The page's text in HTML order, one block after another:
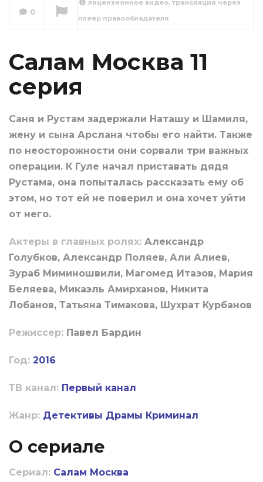
Салам Москва 12
0
лицензионное видео, трансляция через
плеер правообладателя
Салам Москва 11
серия
Саня и Рустам задержали Наташу и Шамиля,
жену и сына Арслана чтобы его найти. Также
по неосторожности они сорвали три важных
операции. К Гуле начал приставать дядя
Рустама, она попыталась рассказать ему об
этом, но тот ей не поверил и она хочет уйти
от него.
Актеры в главных ролях: Александр
Голубков, Александр Поляев, Али Алиев,
Зураб Миминошвили, Магомед Итазов, Мария
Беляева, Микаэль Амирханов, Никита
Лобанов, Татьяна Тимакова, Шухрат Курбанов
Режиссер: Павел Бардин
Год: 2016
ТВ канал: Первый канал
Жанр: Детективы Драмы Криминал
О сериале
Сериал: Салам Москва